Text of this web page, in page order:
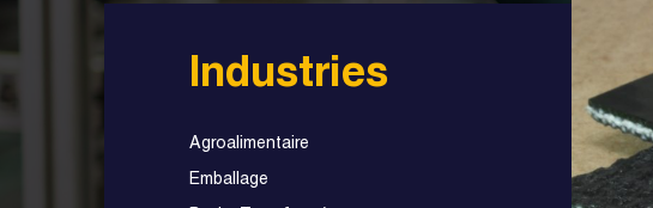
Industries
Agroalimentaire
Emballage